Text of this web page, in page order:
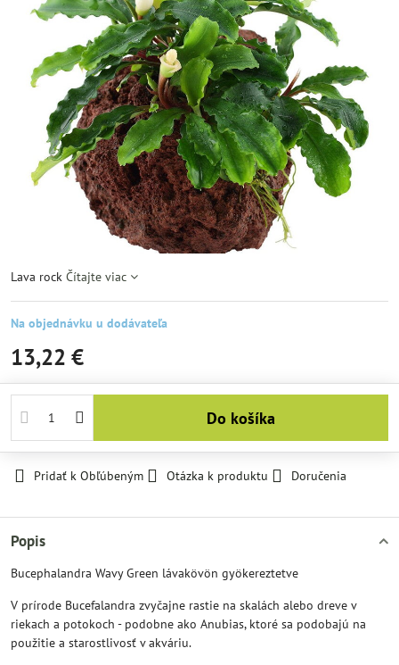
Lava rock Čítajte viac
Na objednávku u dodávateľa
13,22 €
Do košíka
Pridať k Obľúbeným Otázka k produktu Doručenia
Popis
Bucephalandra Wavy Green lávakövön gyökereztetve
V prírode Bucefalandra zvyčajne rastie na skalách alebo dreve v
riekach a potokoch - podobne ako Anubias, ktoré sa podobajú na
použitie a starostlivosť v akváriu.